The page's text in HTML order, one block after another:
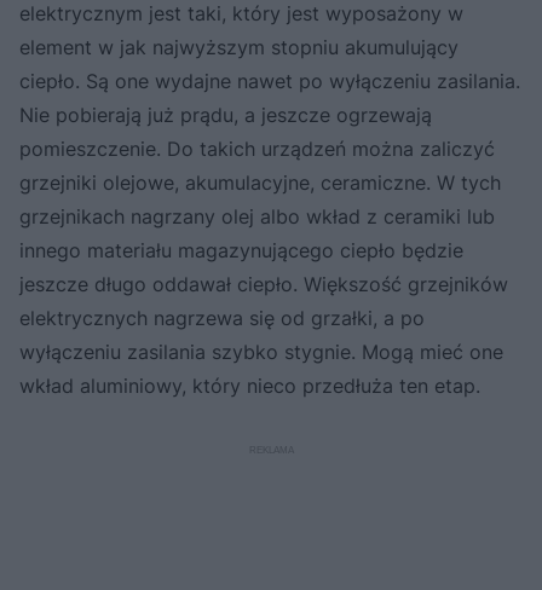
elektrycznym jest taki, który jest wyposażony w
element w jak najwyższym stopniu akumulujący
ciepło. Są one wydajne nawet po wyłączeniu zasilania.
Nie pobierają już prądu, a jeszcze ogrzewają
pomieszczenie. Do takich urządzeń można zaliczyć
grzejniki olejowe, akumulacyjne, ceramiczne. W tych
grzejnikach nagrzany olej albo wkład z ceramiki lub
innego materiału magazynującego ciepło będzie
jeszcze długo oddawał ciepło. Większość grzejników
elektrycznych nagrzewa się od grzałki, a po
wyłączeniu zasilania szybko stygnie. Mogą mieć one
wkład aluminiowy, który nieco przedłuża ten etap.